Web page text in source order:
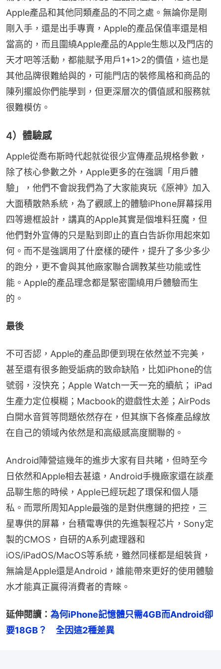
Apple產品和其他同類產品的不同之處。無論你是剛
剛入手，還是出手專賣，Apple的產品保值率還是相
當高的，而且圍繞Apple產品的Apple生態以及門店的
天才吧等活動，都能賦予用戶1+1>2的價值，這也是
其他品牌很難給與的，可能門店的裝修風格和商品的
陳列擺設你們能學到，但更深層次的價值感和服務就
很難模仿。
4）體驗感
Apple從喬布斯時代起就從很少宣傳產品規格參數，
除了核心參數之外，Apple更多的在強調「用戶體
驗」，他們不會說我們為了大家能爽玩《原神》加入
大面積散熱系統，為了觀感上的體驗iPhone屏幕採用
四等邊框設計，講真的Apple其實是個堆料狂魔，但
他們對外宣傳的只是點到即止的直白告訴你用起來如
何。而不是強調用了什麼樣的硬件，提升了多少多少
的跑分，更不會與其他廠家聯合調教某些功能或性
能。Apple的產品理念都是緊密圍繞用戶體驗而生
的。
最後
不可否認，Apple的產品即便到現在依然並不完美，
甚至還有很多飽受詬病的致命缺陷，比如iPhone的信
號弱，沒快充；Apple Watch一天一充的續航； iPad
生產力定位模糊；Macbook的遊戲性太差；AirPods
白開水音質等問題依然存在，但其旗下各條產品線放
在自己的領域內依然是和高級感高度關聯的。
Android陣營這幾年的進步大家有目共睹，但時至今
日依然和Apple相去甚遠，Android手機廠家還在談產
品聊生態的時候，Apple已經玩起了環保和個人隱
私。而眾所周知Apple最強的是對供應鏈的把控，三
星專供的屏幕，台積電專供的先進製程芯片，Sony定
製的CMOS，自研的A系列處理器和
iOS/iPadOS/MacOS等系統，雖然同樣都是組裝貨，
無論是Apple還是Android，誰能帶來更好的使用體驗
水才能真正贏得消費者的青睞。
延伸閱讀： 為何iPhone記憶體只需4GB而Android卻
要18GB？　全因這2種差異